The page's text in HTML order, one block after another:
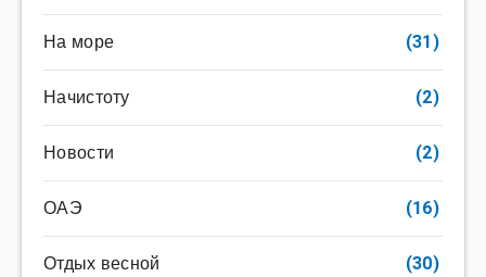
На море (31)
Начистоту (2)
Новости (2)
ОАЭ (16)
Отдых весной (30)